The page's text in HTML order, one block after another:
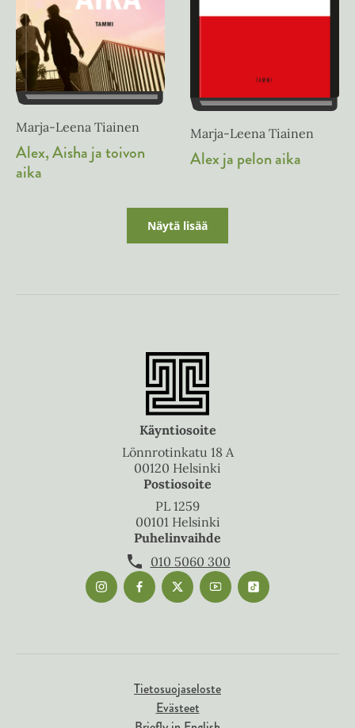
Marja-Leena Tiainen
Alex, Aisha ja toivon
aika
Marja-Leena Tiainen
Alex ja pelon aika
Näytä lisää
Käyntiosoite
Lönnrotinkatu 18 A
00120 Helsinki
Postiosoite
PL 1259
00101 Helsinki
Puhelinvaihde
010 5060 300
Tietosuojaseloste
Evästeet